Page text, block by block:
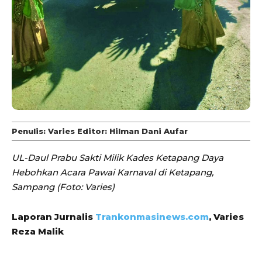
Penulis: Varies Editor: Hilman Dani Aufar
UL-Daul Prabu Sakti Milik Kades Ketapang Daya
Hebohkan Acara Pawai Karnaval di Ketapang,
Sampang (Foto: Varies)
Laporan Jurnalis Trankonmasinews.com, Varies
Reza Malik